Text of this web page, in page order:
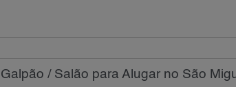
Galpão / Salão para Alugar no São